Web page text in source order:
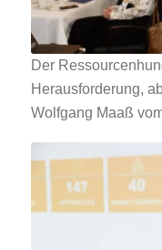
Der
Herausforderung,
Wolfgang Maaß